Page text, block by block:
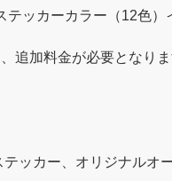
テッカーカラー（12色）
加料金が必要となり
ッカー、オリジナルオ